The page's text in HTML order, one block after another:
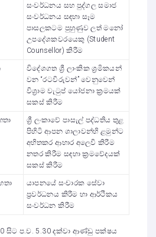
සංවර්ධනය සහ පුද්ගල සමාජ
සංවර්ධනය සඳහා සෑම
පාසලකටම පුහුණුව ලත් මනෝ
උපදේශකවරයෙකු (Student
Counsellor) කිරීම
විදේශගත ශ්‍රී ලාංකික ශ්‍රමිකයන්
වන “රටවිරුවන්” වෙනුවෙන්
විශ්‍රාම වැටුප් යෝජනා ක්‍රමයක්
සකස් කිරීම
ශ්‍රී ලංකාවේ පාසැල් පද්ධතිය තුළ
පිහිටි ආපන ශාලාවන්හි ළමුන්ට
අහිතකර ආහාර අලෙවි කිරීම
නතර කිරීම සඳහා ක්‍රමවේදයක්
සකස් කිරීම
යාපනයේ සංචාරක සේවා
ප්‍රවර්ධනය කිරීම හා ආර්ථිකය
සංවර්ධන කිරීම
සිට ප.ව. 5.30 දක්වා ආණ්ඩු පක්ෂය